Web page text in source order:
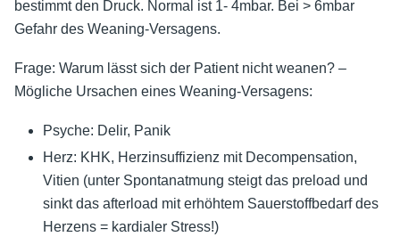
bestimmt den Druck. Normal ist 1- 4mbar. Bei > 6mbar
Gefahr des Weaning-Versagens.
Frage: Warum lässt sich der Patient nicht weanen? –
Mögliche Ursachen eines Weaning-Versagens:
Psyche: Delir, Panik
Herz: KHK, Herzinsuffizienz mit Decompensation,
Vitien (unter Spontanatmung steigt das preload und
sinkt das afterload mit erhöhtem Sauerstoffbedarf des
Herzens = kardialer Stress!)